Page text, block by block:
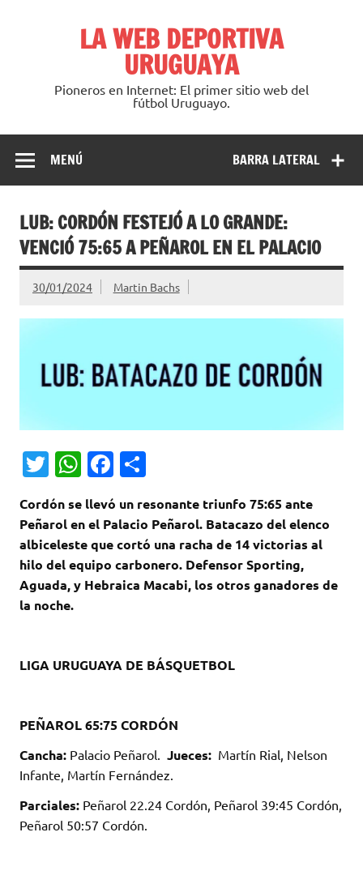
LA WEB DEPORTIVA
URUGUAYA
Pioneros en Internet: El primer sitio web del
fútbol Uruguayo.
BARRA LATERAL
MENÚ
LUB: CORDÓN FESTEJÓ A LO GRANDE:
VENCIÓ 75:65 A PEÑAROL EN EL PALACIO
30/01/2024 Martin Bachs
T
it
te
r
W
at
s
A
p
Fa
e
b
o
o
m
p
ar
ti
Cordón se llevó un resonante triunfo 75:65 ante
Peñarol en el Palacio Peñarol. Batacazo del elenco
albiceleste que cortó una racha de 14 victorias al
hilo del equipo carbonero. Defensor Sporting,
Aguada, y Hebraica Macabi, los otros ganadores de
la noche.
LIGA URUGUAYA DE BÁSQUETBOL
PEÑAROL 65:75 CORDÓN
Cancha: Palacio Peñarol. Jueces: Martín Rial, Nelson
Infante, Martín Fernández.
Parciales: Peñarol 22.24 Cordón, Peñarol 39:45 Cordón,
Peñarol 50:57 Cordón.